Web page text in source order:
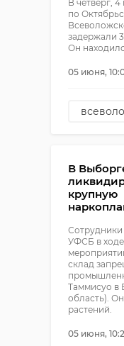
В четверг,
по
задержали
Он
05 июня,
В
крупную
УФСБ в
склад
Таммисуо в
область).
растений.
05 июня,